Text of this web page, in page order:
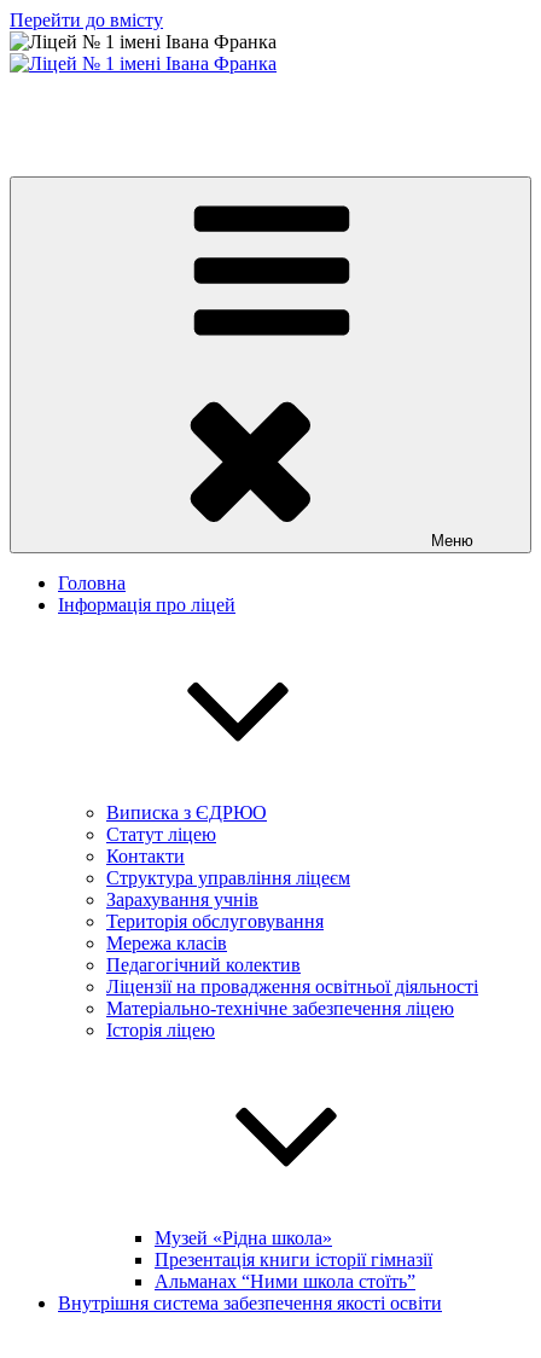
Перейти до вмісту
Меню
Головна
Інформація про ліцей
Виписка з ЄДРЮО
Статут ліцею
Контакти
Структура управління ліцеєм
Зарахування учнів
Територія обслуговування
Мережа класів
Педагогічний колектив
Ліцензії на провадження освітньої діяльності
Матеріально-технічне забезпечення ліцею
Історія ліцею
Музей «Рідна школа»
Презентація книги історії гімназії
Альманах “Ними школа стоїть”
Внутрішня система забезпечення якості освіти